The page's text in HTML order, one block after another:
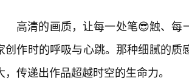
高清的画质，让每一处笔😎触、
创作时的呼吸与心跳。那种细腻的
，传递出作品超越时空的生命力。